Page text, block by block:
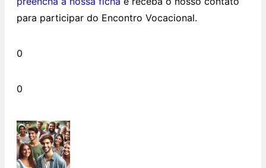
para participar do Encontro Vocacional.
0
0